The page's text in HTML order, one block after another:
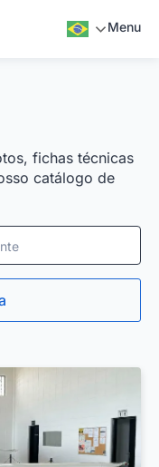
Menu
fichas técnicas
catálogo de